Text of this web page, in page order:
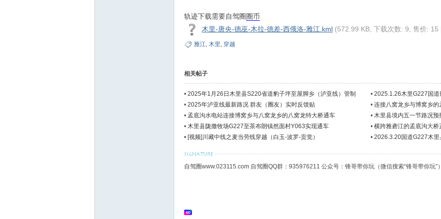
轨迹下载需要自驾圈 圈币
木里-唐央-德巫-木拉-德差-西俄洛-雅江.kml (572.99 KB, 下载次数: 9, 售价: 15
雅江, 木里, 穿越
相关帖子
• 2025年1月26日木里县S220省道豹子坪至屋脚乡（泸亚线）管制 • 2025.1.26木里G227国
• 2025年泸亚线最新路况 群友（圈友）实时反馈贴 • 连接八窝龙乡与博窝乡
• 孟底沟水电站连接博窝乡与八窝龙乡的八窝龙特大桥通车 • 木里县境内五一节路况预
• 木里县陇撒牧场G227至茶布朗镇然面村Y063实现通车 • 横跨雅砻江的孟底沟大桥
• [视频]川藏中线之麦当劳线穿越（白玉-波罗-贡觉） • 2026.3.20国道G227木里
自驾圈www.023115.com 自驾圈QQ群：935976211 公众号：锋哥带你玩（微信搜索“锋哥带你玩”